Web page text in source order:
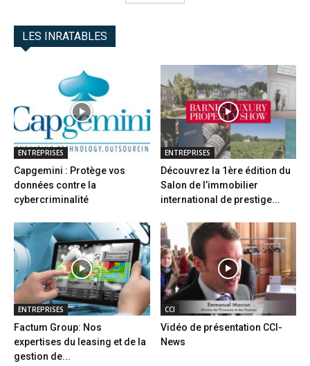
LES INRATABLES
ENTREPRISES
Capgemini : Protège vos
données contre la
cybercriminalité
ENTREPRISES
Découvrez la 1ère édition du
Salon de l’immobilier
international de prestige...
ENTREPRISES
Factum Group: Nos
expertises du leasing et de la
gestion de...
CCI
Vidéo de présentation CCI-
News